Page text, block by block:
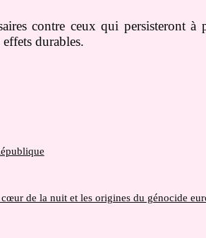
contre ceux qui persisteront
durables.
de la nuit et les origines du génocide